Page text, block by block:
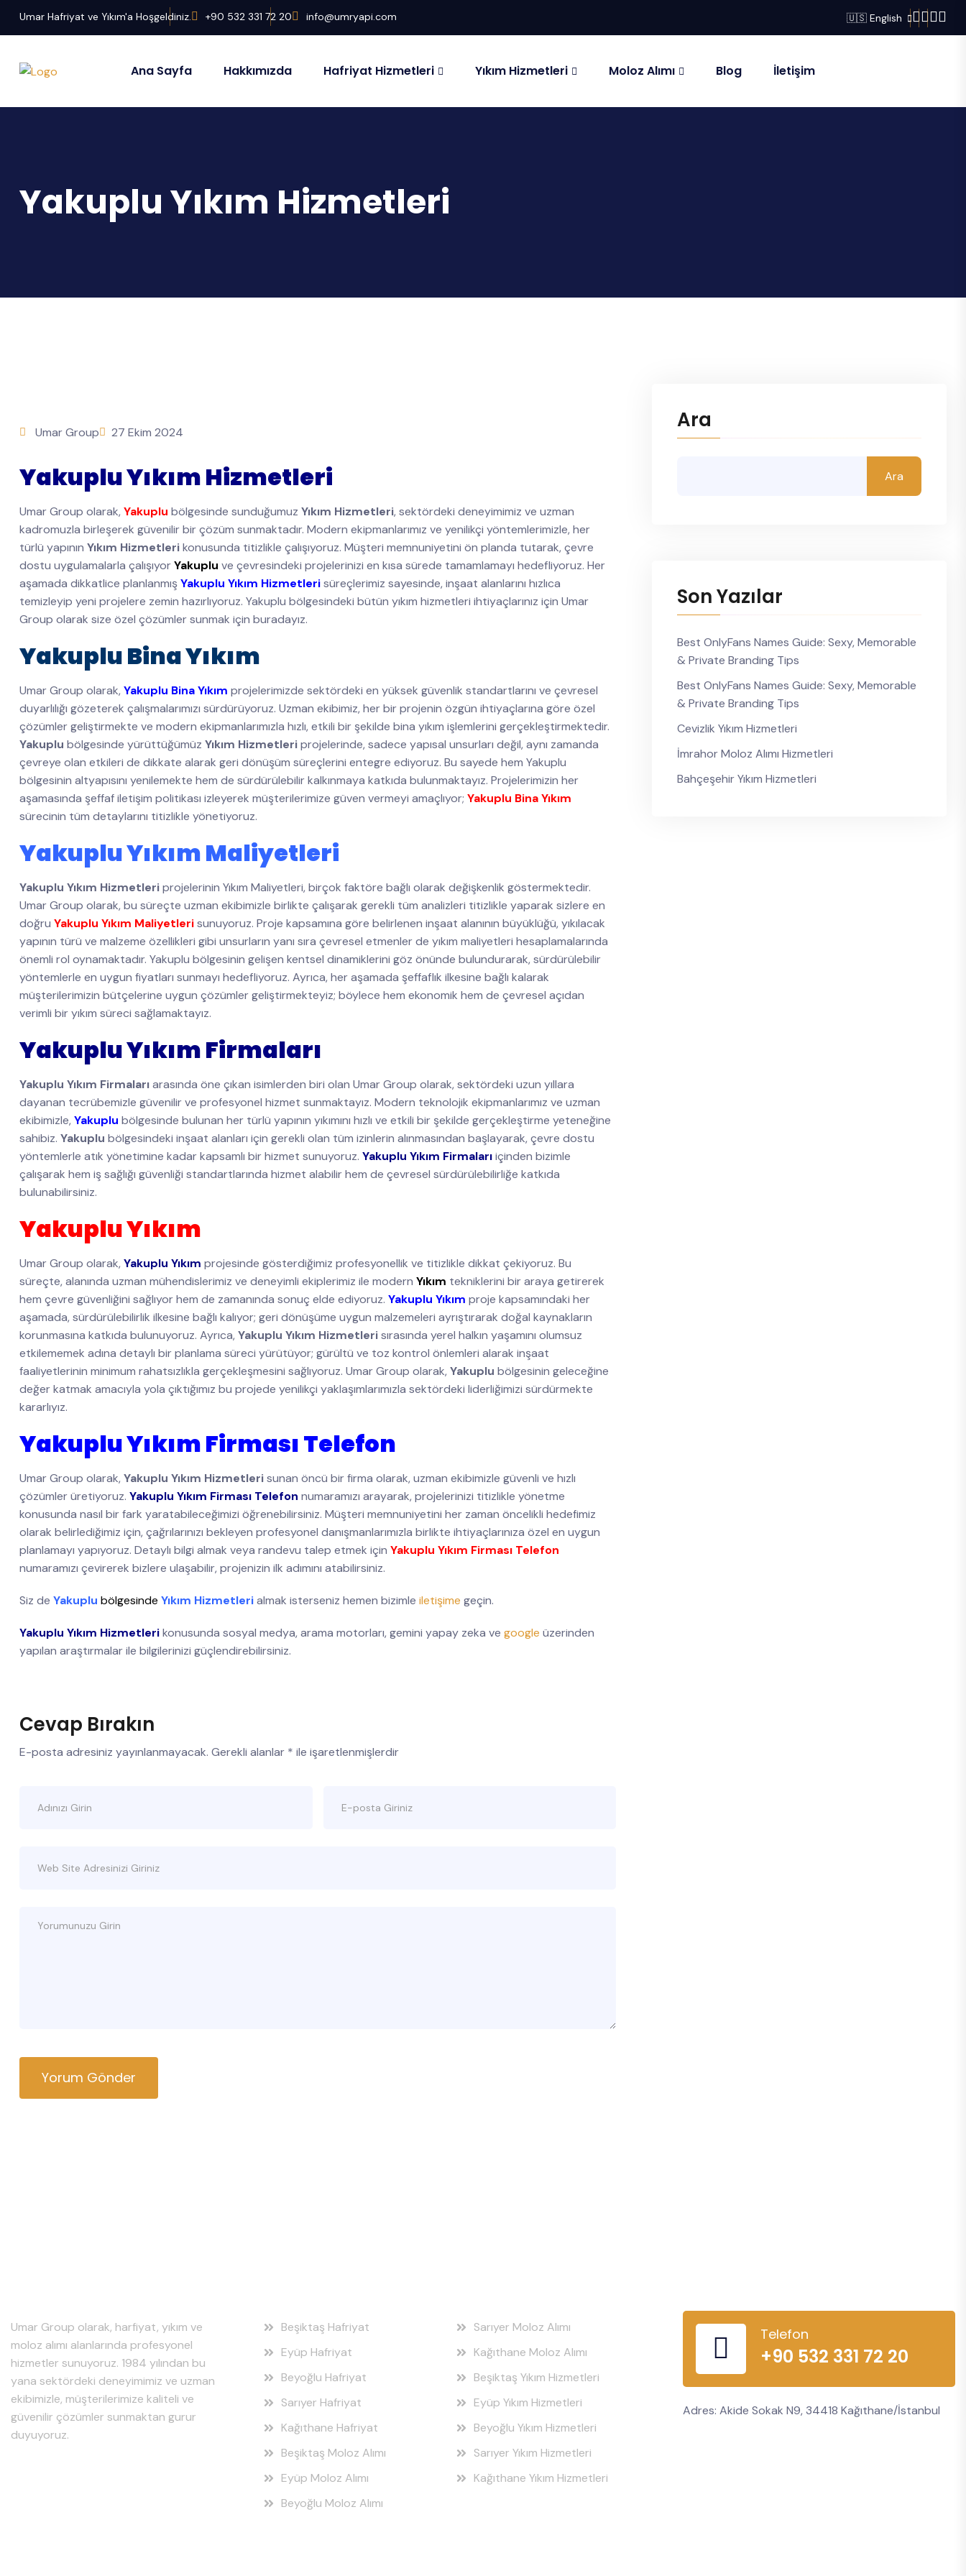
Umar Hafriyat ve Yıkım'a Hoşgeldiniz. +90 532 331 72 20 info@umryapi.com 🇺🇸 English
Ana Sayfa Hakkımızda Hafriyat Hizmetleri Yıkım Hizmetleri Moloz Alımı Blog İletişim
Yakuplu Yıkım Hizmetleri
Umar Group 27 Ekim 2024
Yakuplu Yıkım Hizmetleri
Umar Group olarak, Yakuplu bölgesinde sunduğumuz Yıkım Hizmetleri, sektördeki deneyimimiz ve uzman
kadromuzla birleşerek güvenilir bir çözüm sunmaktadır. Modern ekipmanlarımız ve yenilikçi yöntemlerimizle, her
türlü yapının Yıkım Hizmetlerikonusunda titizlikle çalışıyoruz. Müşteri memnuniyetini ön planda tutarak, çevre
dostu uygulamalarla çalışıyorYakuplu ve çevresindeki projelerinizi en kısa sürede tamamlamayı hedefliyoruz. Her
aşamada dikkatlice planlanmışYakuplu Yıkım Hizmetlerisüreçlerimiz sayesinde, inşaat alanlarını hızlıca
temizleyip yeni projelere zemin hazırlıyoruz. Yakuplu bölgesindeki bütün yıkım hizmetleri ihtiyaçlarınız için Umar
Group olarak size özel çözümler sunmak için buradayız.
Yakuplu Bina Yıkım
Umar Group olarak, Yakuplu Bina Yıkım projelerimizde sektördeki en yüksek güvenlik standartlarını ve çevresel
duyarlılığı gözeterek çalışmalarımızı sürdürüyoruz. Uzman ekibimiz, her bir projenin özgün ihtiyaçlarına göre özel
çözümler geliştirmekte ve modern ekipmanlarımızla hızlı, etkili bir şekilde bina yıkım işlemlerini gerçekleştirmektedir.
Yakuplu bölgesinde yürüttüğümüz Yıkım Hizmetleriprojelerinde, sadece yapısal unsurları değil, aynı zamanda
çevreye olan etkileri de dikkate alarak geri dönüşüm süreçlerini entegre ediyoruz. Bu sayede hem Yakuplu
bölgesinin altyapısını yenilemekte hem de sürdürülebilir kalkınmaya katkıda bulunmaktayız. Projelerimizin her
aşamasında şeffaf iletişim politikası izleyerek müşterilerimize güven vermeyi amaçlıyor; Yakuplu Bina Yıkım
sürecinin tüm detaylarını titizlikle yönetiyoruz.
Yakuplu Yıkım Maliyetleri
Yakuplu Yıkım Hizmetleriprojelerinin Yıkım Maliyetleri, birçok faktöre bağlı olarak değişkenlik göstermektedir.
Umar Group olarak, bu süreçte uzman ekibimizle birlikte çalışarak gerekli tüm analizleri titizlikle yaparak sizlere en
doğru Yakuplu Yıkım Maliyetlerisunuyoruz. Proje kapsamına göre belirlenen inşaat alanının büyüklüğü, yıkılacak
yapının türü ve malzeme özellikleri gibi unsurların yanı sıra çevresel etmenler de yıkım maliyetleri hesaplamalarında
önemli rol oynamaktadır. Yakuplu bölgesinin gelişen kentsel dinamiklerini göz önünde bulundurarak, sürdürülebilir
yöntemlerle en uygun fiyatları sunmayı hedefliyoruz. Ayrıca, her aşamada şeffaflık ilkesine bağlı kalarak
müşterilerimizin bütçelerine uygun çözümler geliştirmekteyiz; böylece hem ekonomik hem de çevresel açıdan
verimli bir yıkım süreci sağlamaktayız.
Yakuplu Yıkım Firmaları
Yakuplu Yıkım Firmalarıarasında öne çıkan isimlerden biri olan Umar Group olarak, sektördeki uzun yıllara
dayanan tecrübemizle güvenilir ve profesyonel hizmet sunmaktayız. Modern teknolojik ekipmanlarımız ve uzman
ekibimizle, Yakuplu bölgesinde bulunan her türlü yapının yıkımını hızlı ve etkili bir şekilde gerçekleştirme yeteneğine
sahibiz. Yakuplu bölgesindeki inşaat alanları için gerekli olan tüm izinlerin alınmasından başlayarak, çevre dostu
yöntemlerle atık yönetimine kadar kapsamlı bir hizmet sunuyoruz. Yakuplu Yıkım Firmalarıiçinden bizimle
çalışarak hem iş sağlığı güvenliği standartlarında hizmet alabilir hem de çevresel sürdürülebilirliğe katkıda
bulunabilirsiniz.
Yakuplu Yıkım
Umar Group olarak, Yakuplu Yıkım projesinde gösterdiğimiz profesyonellik ve titizlikle dikkat çekiyoruz. Bu
süreçte, alanında uzman mühendislerimiz ve deneyimli ekiplerimiz ile modern Yıkım tekniklerini bir araya getirerek
hem çevre güvenliğini sağlıyor hem de zamanında sonuç elde ediyoruz. Yakuplu Yıkım proje kapsamındaki her
aşamada, sürdürülebilirlik ilkesine bağlı kalıyor; geri dönüşüme uygun malzemeleri ayrıştırarak doğal kaynakların
korunmasına katkıda bulunuyoruz. Ayrıca, Yakuplu Yıkım Hizmetlerisırasında yerel halkın yaşamını olumsuz
etkilememek adına detaylı bir planlama süreci yürütüyor; gürültü ve toz kontrol önlemleri alarak inşaat
faaliyetlerinin minimum rahatsızlıkla gerçekleşmesini sağlıyoruz. Umar Group olarak, Yakuplu bölgesinin geleceğine
değer katmak amacıyla yola çıktığımız bu projede yenilikçi yaklaşımlarımızla sektördeki liderliğimizi sürdürmekte
kararlıyız.
Yakuplu Yıkım Firması Telefon
Umar Group olarak, Yakuplu Yıkım Hizmetlerisunan öncü bir firma olarak, uzman ekibimizle güvenli ve hızlı
çözümler üretiyoruz. Yakuplu Yıkım Firması Telefon numaramızı arayarak, projelerinizi titizlikle yönetme
konusunda nasıl bir fark yaratabileceğimizi öğrenebilirsiniz. Müşteri memnuniyetini her zaman öncelikli hedefimiz
olarak belirlediğimiz için, çağrılarınızı bekleyen profesyonel danışmanlarımızla birlikte ihtiyaçlarınıza özel en uygun
planlamayı yapıyoruz. Detaylı bilgi almak veya randevu talep etmek için Yakuplu Yıkım Firması Telefon
numaramızı çevirerek bizlere ulaşabilir, projenizin ilk adımını atabilirsiniz.
Siz de Yakuplu bölgesinde Yıkım Hizmetlerialmak isterseniz hemen bizimle iletişime geçin.
Yakuplu Yıkım Hizmetlerikonusunda sosyal medya, arama motorları, gemini yapay zeka ve google üzerinden
yapılan araştırmalar ile bilgilerinizi güçlendirebilirsiniz.
Cevap Bırakın
E-posta adresiniz yayınlanmayacak. Gerekli alanlar * ile işaretlenmişlerdir
Yorum Gönder
Ara
Ara
Son Yazılar
Best OnlyFans Names Guide: Sexy, Memorable
& Private Branding Tips
Best OnlyFans Names Guide: Sexy, Memorable
& Private Branding Tips
Cevizlik Yıkım Hizmetleri
İmrahor Moloz Alımı Hizmetleri
Bahçeşehir Yıkım Hizmetleri
Umar Group olarak, harfiyat, yıkım ve
moloz alımı alanlarında profesyonel
hizmetler sunuyoruz. 1984 yılından bu
yana sektördeki deneyimimiz ve uzman
ekibimizle, müşterilerimize kaliteli ve
güvenilir çözümler sunmaktan gurur
duyuyoruz.
Beşiktaş Hafriyat
Eyüp Hafriyat
Beyoğlu Hafriyat
Sarıyer Hafriyat
Kağıthane Hafriyat
Beşiktaş Moloz Alımı
Eyüp Moloz Alımı
Beyoğlu Moloz Alımı
Sarıyer Moloz Alımı
Kağıthane Moloz Alımı
Beşiktaş Yıkım Hizmetleri
Eyüp Yıkım Hizmetleri
Beyoğlu Yıkım Hizmetleri
Sarıyer Yıkım Hizmetleri
Kağıthane Yıkım Hizmetleri
Telefon
+90 532 331 72 20
Adres: Akide Sokak N9, 34418 Kağıthane/İstanbul